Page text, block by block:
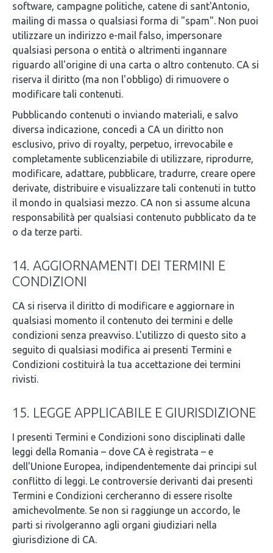
software, campagne politiche, catene di sant'Antonio,
mailing di massa o qualsiasi forma di "spam". Non puoi
utilizzare un indirizzo e-mail falso, impersonare
qualsiasi persona o entità o altrimenti ingannare
riguardo all'origine di una carta o altro contenuto. CA si
riserva il diritto (ma non l'obbligo) di rimuovere o
modificare tali contenuti.
Pubblicando contenuti o inviando materiali, e salvo
diversa indicazione, concedi a CA un diritto non
esclusivo, privo di royalty, perpetuo, irrevocabile e
completamente sublicenziabile di utilizzare, riprodurre,
modificare, adattare, pubblicare, tradurre, creare opere
derivate, distribuire e visualizzare tali contenuti in tutto
il mondo in qualsiasi mezzo. CA non si assume alcuna
responsabilità per qualsiasi contenuto pubblicato da te
o da terze parti.
14. AGGIORNAMENTI DEI TERMINI E
CONDIZIONI
CA si riserva il diritto di modificare e aggiornare in
qualsiasi momento il contenuto dei termini e delle
condizioni senza preavviso. L'utilizzo di questo sito a
seguito di qualsiasi modifica ai presenti Termini e
Condizioni costituirà la tua accettazione dei termini
rivisti.
15. LEGGE APPLICABILE E GIURISDIZIONE
I presenti Termini e Condizioni sono disciplinati dalle
leggi della Romania – dove CA è registrata – e
dell'Unione Europea, indipendentemente dai principi sul
conflitto di leggi. Le controversie derivanti dai presenti
Termini e Condizioni cercheranno di essere risolte
amichevolmente. Se non si raggiunge un accordo, le
parti si rivolgeranno agli organi giudiziari nella
giurisdizione di CA.